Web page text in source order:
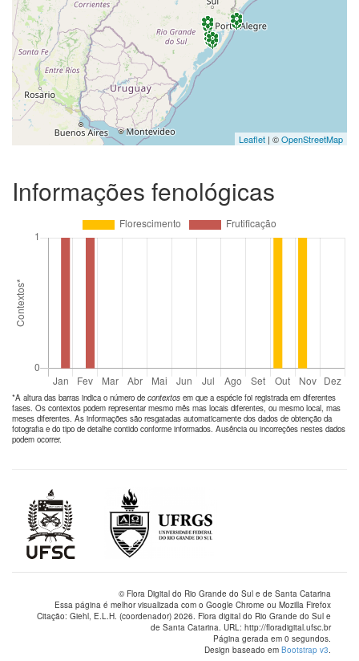
Leaflet | ©OpenStreetMap
Informações fenológicas
*A altura das barras indica o número de contextos em que a espécie foi registrada em diferentes
fases. Os contextos podem representar mesmo mês mas locais diferentes, ou mesmo local, mas
meses diferentes. As informações são resgatadas automaticamente dos dados de obtenção da
fotografia e do tipo de detalhe contido conforme informados. Ausência ou incorreções nestes dados
podem ocorrer.
© Flora Digital do Rio Grande do Sul e de Santa Catarina
Essa página é melhor visualizada com o Google Chrome ou Mozilla Firefox
Citação: Giehl, E.L.H. (coordenador) 2026. Flora digital do Rio Grande do Sul e
de Santa Catarina. URL: http://floradigital.ufsc.br
Página gerada em 0 segundos.
Design baseado em Bootstrap v3.